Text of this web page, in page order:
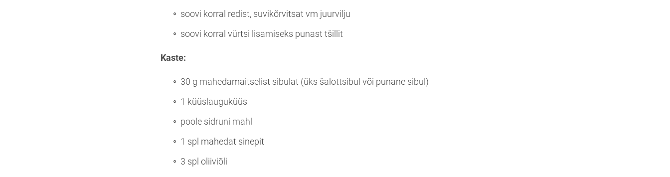
soovi korral redist, suvikõrvitsat vm juurvilju
soovi korral vürtsi lisamiseks punast tšillit
Kaste:
30 g mahedamaitselist sibulat (üks šalottsibul või punane sibul)
1 küüslauguküüs
poole sidruni mahl
1 spl mahedat sinepit
3 spl oliiviõli